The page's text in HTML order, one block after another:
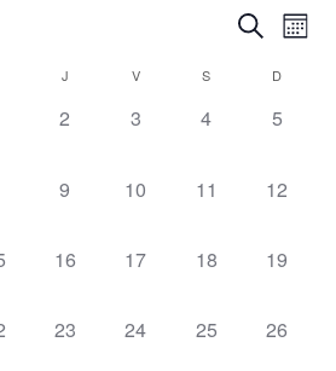
de
de
Buscar
Mes
J V S D
0 eventos,
2 0 eventos,
3 0 eventos,
4 0
5
0 eventos,
9 0 eventos,
10 0 eventos,
11 0
12
0 eventos,
16 0 eventos,
17 0 eventos,
18 0
19
0 eventos,
23 0 eventos,
24 0 eventos,
25 0
26